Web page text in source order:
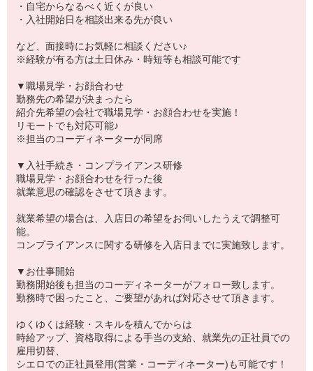
・自宅からなるべく近くが良い
・入社開始日を相談出来る先が良い
など、面接時にお気軽に相談ください♪
※経験が有る方は土日休み・時短等も相談可能です
▼職場見学・お顔合わせ
勤務先の希望が決まったら
紹介先希望の会社で職場見学・お顔合わせを実施！
リモートでも対応可能♪
※担当のコーディネーターが同席
▼入社手続き・コンプライアンス研修
職場見学・お顔合わせを行った後
就業意思の確認をさせて頂きます。
就業希望の場合は、入店日の希望をお伺いしたうえで調整可
能。
コンプライアンスに関する研修を入店日までに実施致します。
▼お仕事開始
勤務開始後も担当のコーディネーターがフォロー致します。
勤務時で困ったこと、ご要望があれば対応させて頂きます。
ゆくゆくは経験・スキルを積んでからは
時給アップ、資格取得による手当の支給、就業先の正社員での
雇用切替、
シエロでの正社員登用(営業・コーディネーター)も可能です！